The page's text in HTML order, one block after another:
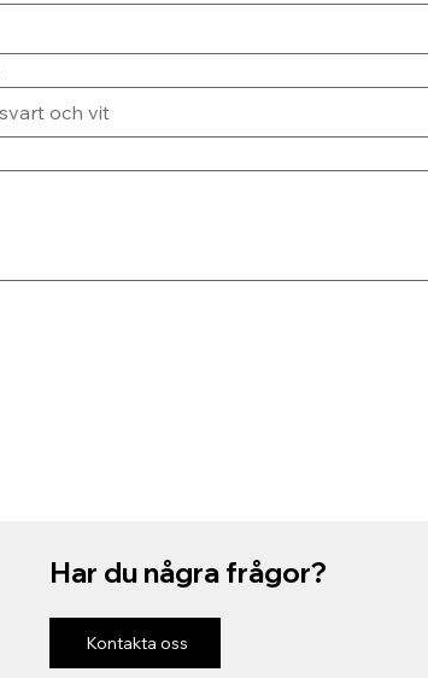
Har du några frågor?
Kontakta oss